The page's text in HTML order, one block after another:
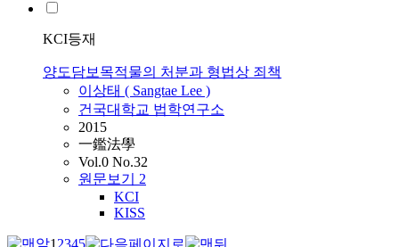
KCI등재
양도담보목적물의 처분과 형법상 죄책
이상태 ( Sangtae Lee )
건국대학교 법학연구소
2015
一鑑法學
Vol.0 No.32
원문보기 2
KCI
KISS